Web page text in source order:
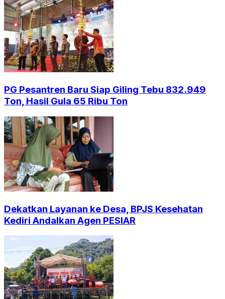
PG Pesantren Baru Siap Giling Tebu 832.949
Ton, Hasil Gula 65 Ribu Ton
Dekatkan Layanan ke Desa, BPJS Kesehatan
Kediri Andalkan Agen PESIAR